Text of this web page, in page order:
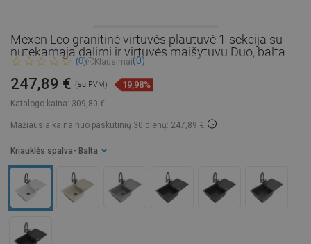
Mexen Leo granitinė virtuvės plautuvė 1-sekcija su
nutekamąja dalimi ir virtuvės maišytuvu Duo, balta
(0) Klausimai(0)
Katalogo kaina: 309,80 €
247,89 € (su PVM) 19,98%
Mažiausia kaina nuo paskutinių 30 dienų: 247,89 €
Kriauklės spalva - Balta